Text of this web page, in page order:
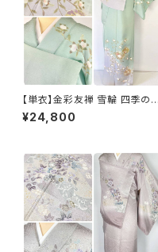
【単衣】金彩友禅 雪輪 四季の
花々 正絹 訪問着 黄緑 青緑 紫
1418
¥24,800